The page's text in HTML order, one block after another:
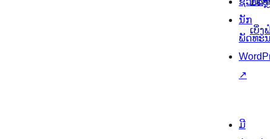
ລາຍ
0
ລາຍ
ມີຄ
ເບິ່
ນັກ
ພັດທະ
↗
ມີ